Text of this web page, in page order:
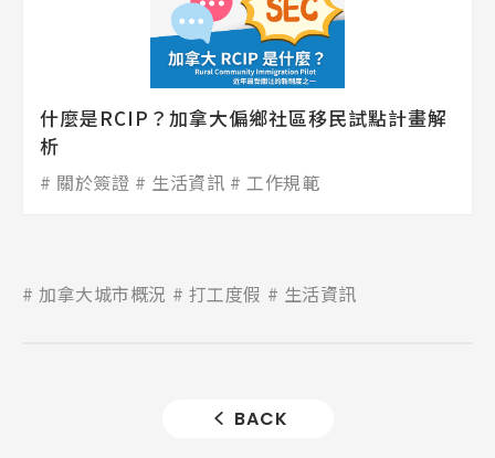
什麼是RCIP？加拿大偏鄉社區移民試點計畫解
析
關於簽證 生活資訊 工作規範
加拿大城市概況 打工度假 生活資訊
BACK